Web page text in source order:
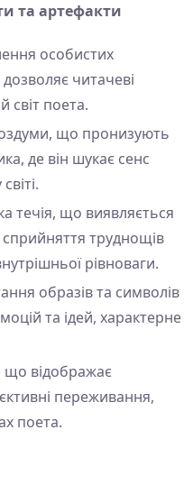
та артефакти
особистих
читачеві
світ поета.
що пронизують
де він шукає сенс
течія, що виявляється
труднощів
рівноваги.
образів та символів
та ідей, характерне
відображає
переживання,
поета.